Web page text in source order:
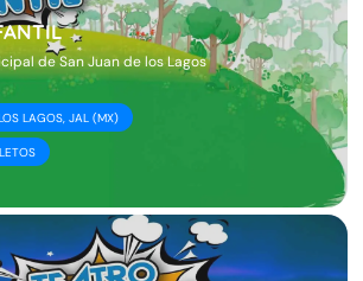
de San Juan de los Lagos
LAGOS, JAL (MX)